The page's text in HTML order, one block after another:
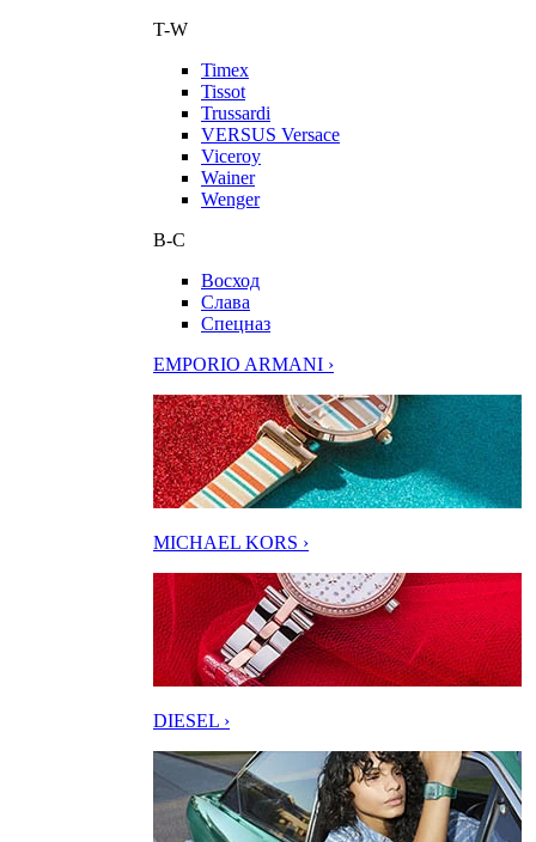
T-W
Timex
Tissot
Trussardi
VERSUS Versace
Viceroy
Wainer
Wenger
В-С
Восход
Слава
Спецназ
EMPORIO ARMANI ›
MICHAEL KORS ›
DIESEL ›